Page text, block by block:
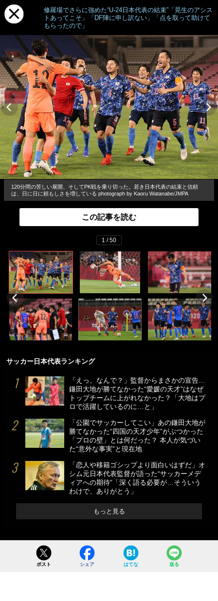
修羅場でさらに強めた“U-24日本代表の結束”「晃生のアシス
トあってこそ」「DF陣に申し訳ない」「点を取って助けて
もらったので」
120分間の苦しい展開、そしてPK戦を乗り切った。若き日本代表の結束と信頼
は、日に日に頼もしさを増している photograph by Kaoru Watanabe/JMPA
この記事を読む
1 / 50
サッカー日本代表ランキング
「えっ、なんで？」監督からまさかの宣告…
鎌田大地が勝てなかった“愛媛の天才”はなぜ
トップチームに上がれなかった？「大地はプ
ロで活躍しているのに…と」
「公園でサッカーしてこい」あの鎌田大地が
勝てなかった“四国の天才少年”がぶつかった
「プロの壁」とは何だった？ 本人が気づい
た“意外な事実”と現在地
「恋人や移籍ゴシップより面白いはずだ」オ
シム元日本代表監督が語った“サッカーメデ
ィアへの期待”「深く語る必要が…そういう
わけで、ありがとう」
もっと見る
ポスト シェア はてな 送る